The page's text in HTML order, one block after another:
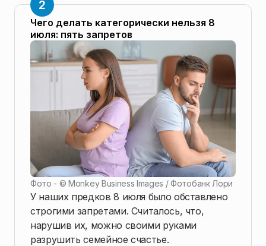
Чего делать категорически нельзя 8
июля: пять запретов
Фото - ©Monkey Business Images / Фотобанк Лори
У наших предков 8 июля было обставлено
строгими запретами. Считалось, что,
нарушив их, можно своими руками
разрушить семейное счастье.